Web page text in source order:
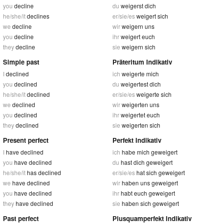
you decline
he/she/itdeclines
we decline
you decline
theydecline
du weigerst dich
er/sie/esweigert sich
wirweigern uns
ihrweigert euch
sie weigern sich
Simple past
Ideclined
you declined
he/she/itdeclined
we declined
you declined
theydeclined
Präteritum Indikativ
ich weigerte mich
du weigertest dich
er/sie/esweigerte sich
wirweigerten uns
ihrweigertet euch
sie weigerten sich
Present perfect
Ihave declined
you have declined
he/she/ithas declined
we have declined
you have declined
theyhave declined
Perfekt Indikativ
ich habe mich geweigert
du hast dich geweigert
er/sie/eshat sich geweigert
wirhaben uns geweigert
ihrhabt euch geweigert
sie haben sich geweigert
Past perfect Plusquamperfekt Indikativ